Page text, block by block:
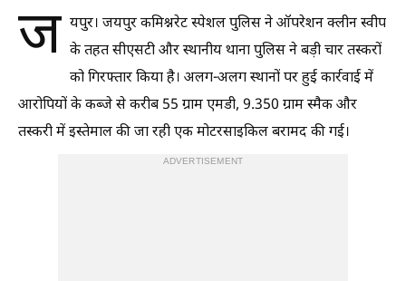
ज यपुर। जयपुर कमिश्नरेट स्पेशल पुलिस ने ऑपरेशन क्लीन स्वीप
के तहत सीएसटी और स्थानीय थाना पुलिस ने बड़ी चार तस्करों
को गिरफ्तार किया है। अलग-अलग स्थानों पर हुई कार्रवाई में
आरोपियों के कब्जे से करीब 55 ग्राम एमडी, 9.350 ग्राम स्मैक और
तस्करी में इस्तेमाल की जा रही एक मोटरसाइकिल बरामद की गई।
ADVERTISEMENT